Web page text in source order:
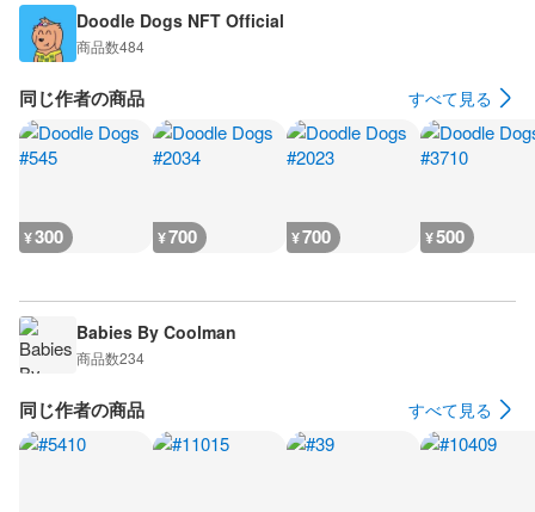
Doodle Dogs NFT Official
商品数484
同じ作者の商品 すべて見る
¥300 ¥700 ¥700 ¥500
Babies By Coolman
商品数234
同じ作者の商品 すべて見る